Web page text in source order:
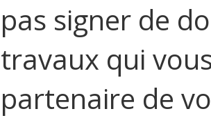
pas signer de
travaux qui
partenaire de